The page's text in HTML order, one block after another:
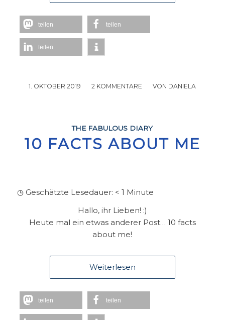
teilen teilen
teilen
1. OKTOBER 2019
/ 2 KOMMENTARE
/ VON DANIELA
THE FABULOUS DIARY
10 FACTS ABOUT ME
◷ Geschätzte Lesedauer: < 1 Minute
Hallo, ihr Lieben! :)
Heute mal ein etwas anderer Post… 10 facts
about me!
Weiterlesen
teilen teilen